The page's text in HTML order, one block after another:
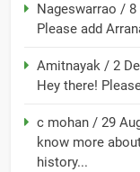
Nageswarrao / 8
Please add
Amitnayak / 2
Hey there!
c mohan / 29
know more
history...